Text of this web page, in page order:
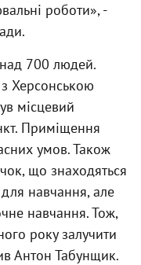
роботи», -
700 людей.
Херсонською
місцевий
Приміщення
умов. Також
що знаходяться
для навчання, але
навчання. Тож,
року залучити
Антон Табунщик.